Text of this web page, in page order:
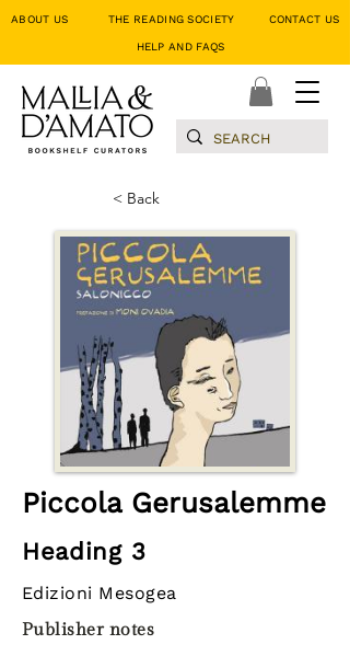
ABOUT US THE READING SOCIETY CONTACT
HELP AND FAQS
< Back
Piccola Gerusalemme
Heading 3
Edizioni Mesogea
Publisher notes